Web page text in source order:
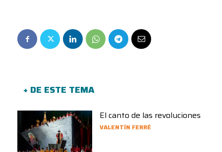
+ DE ESTE TEMA
El canto de las revoluciones
VALENTÍN FERRÉ